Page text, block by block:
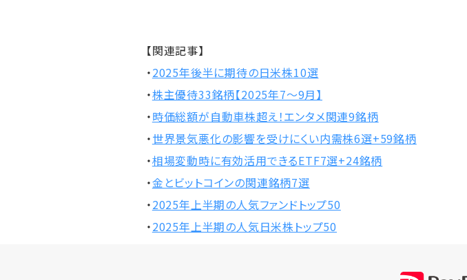
【関連記事】
・2025年後半に期待の日米株10選
・株主優待33銘柄【2025年7～9月】
・時価総額が自動車株超え！エンタメ関連9銘柄
・世界景気悪化の影響を受けにくい内需株6選+59銘柄
・相場変動時に有効活用できるETF7選+24銘柄
・金とビットコインの関連銘柄7選
・2025年上半期の人気ファンドトップ50
・2025年上半期の人気日米株トップ50